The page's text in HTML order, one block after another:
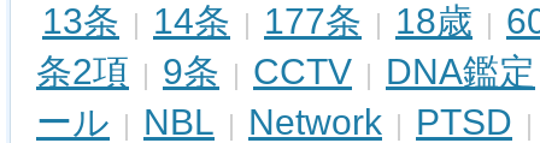
13条 | 14条 | 177条 | 18歳 |
条2項 | 9条 | CCTV | DNA鑑定
ール | NBL | Network | PTSD |